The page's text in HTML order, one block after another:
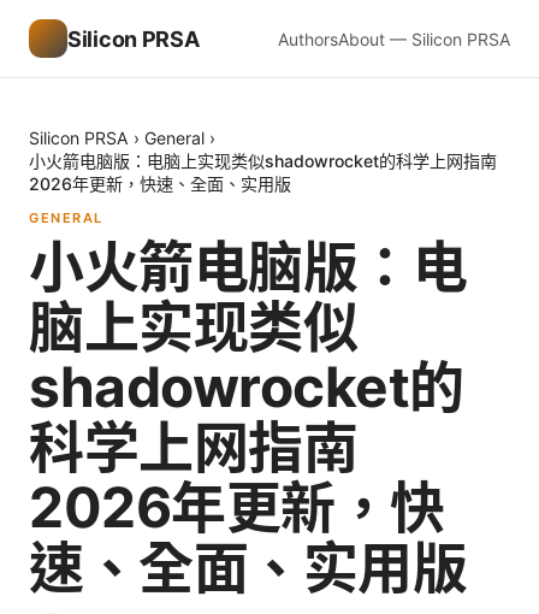
Silicon PRSA AuthorsAbout — Silicon PRSA
Silicon PRSA › General ›
小火箭电脑版：电脑上实现类似shadowrocket的科学上网指南
2026年更新，快速、全面、实用版
GENERAL
小火箭电脑版：电
脑上实现类似
shadowrocket的
科学上网指南
2026年更新，快
速、全面、实用版